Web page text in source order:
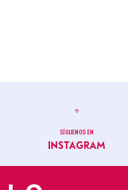
SÍGUENOS EN
INSTAGRAM